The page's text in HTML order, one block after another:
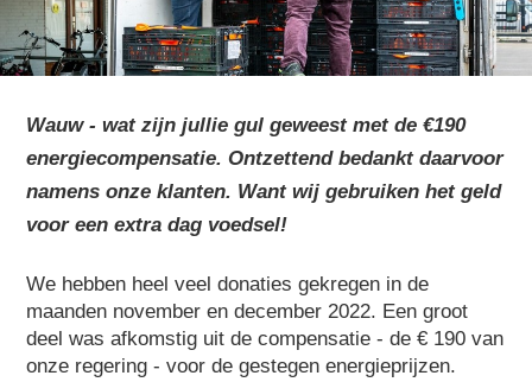
Wauw - wat zijn jullie gul geweest met de €190
energiecompensatie. Ontzettend bedankt daarvoor
namens onze klanten. Want wij gebruiken het geld
voor een extra dag voedsel!
We hebben heel veel donaties gekregen in de
maanden november en december 2022. Een groot
deel was afkomstig uit de compensatie - de € 190 van
onze regering - voor de gestegen energieprijzen.
Zoek